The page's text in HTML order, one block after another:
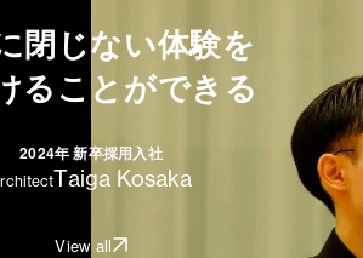
閉じない体験を
ることができる
2024年 新卒採用入社
Taiga Kosaka
View all